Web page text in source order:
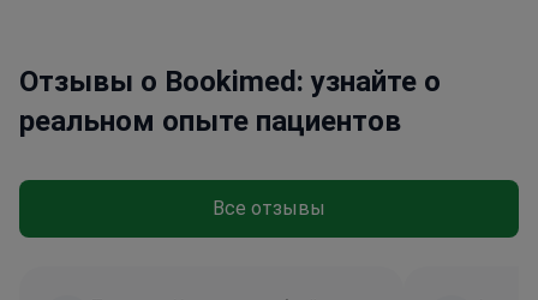
Отзывы о Bookimed: узнайте о
реальном опыте пациентов
Все отзывы